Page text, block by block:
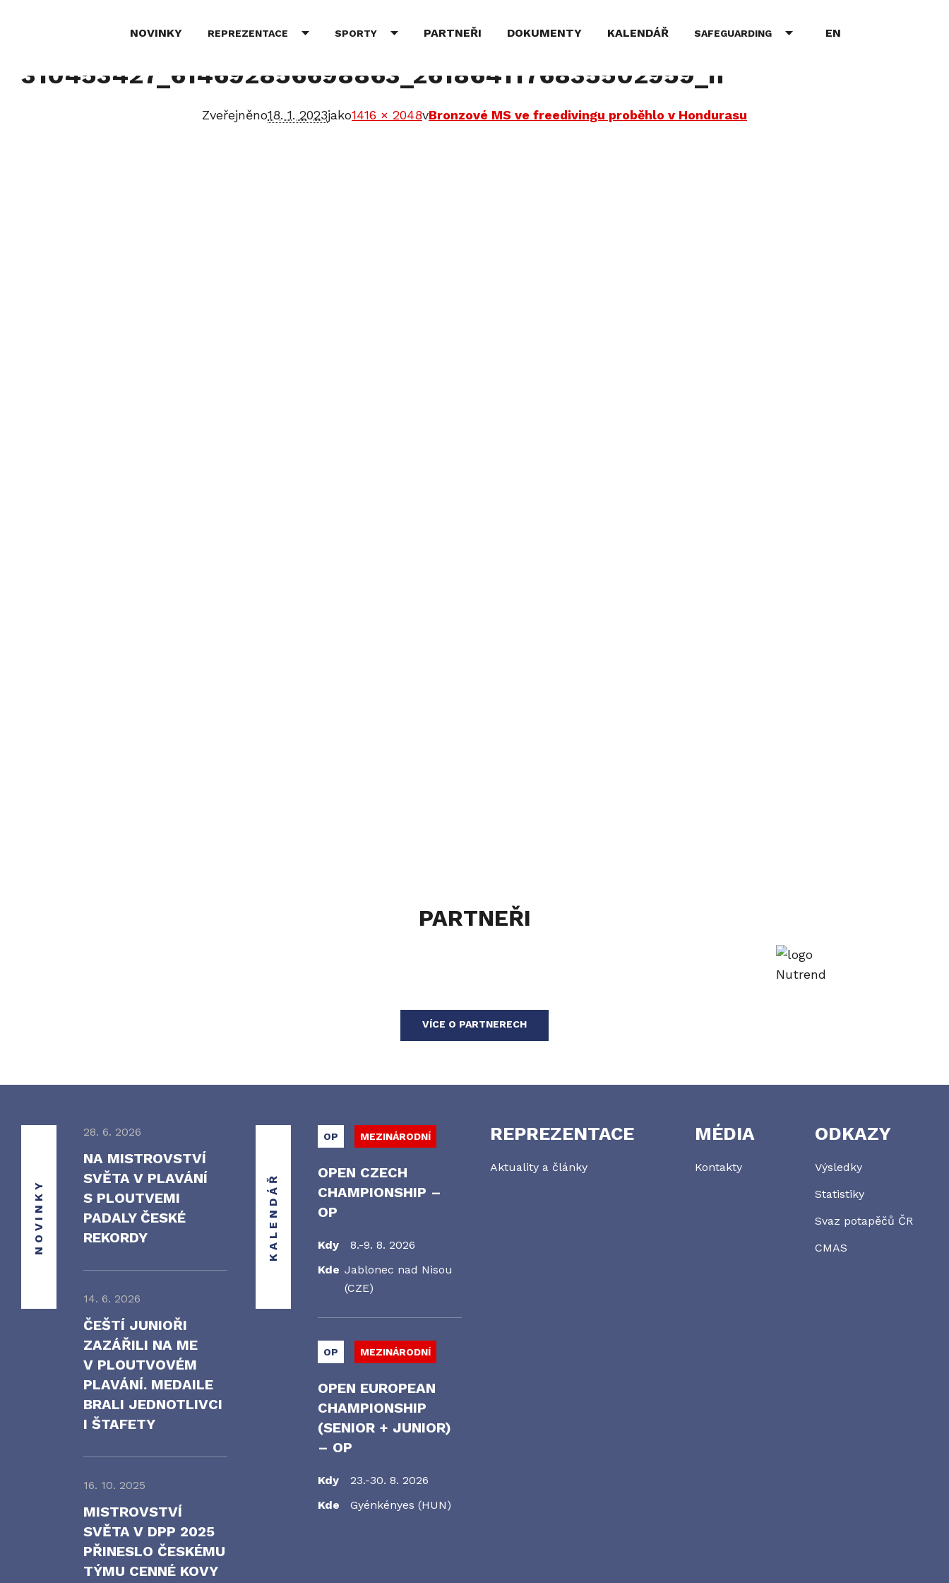
NOVINKY REPREZENTACE SPORTY PARTNEŘI DOKUMENTY KALENDÁŘ SAFEGUARDING EN
310453427_614692856698863_2618641176835502959_n
Zveřejněno18. 1. 2023jako1416 × 2048vBronzové MS ve freedivingu proběhlo v Hondurasu
PARTNEŘI
VÍCE O PARTNERECH
NOVINKY
28. 6. 2026
NA MISTROVSTVÍ
SVĚTA V PLAVÁNÍ
S PLOUTVEMI
PADALY ČESKÉ
REKORDY
14. 6. 2026
ČEŠTÍ JUNIOŘI
ZAZÁŘILI NA ME
V PLOUTVOVÉM
PLAVÁNÍ. MEDAILE
BRALI JEDNOTLIVCI
I ŠTAFETY
16. 10. 2025
MISTROVSTVÍ
SVĚTA V DPP 2025
PŘINESLO ČESKÉMU
TÝMU CENNÉ KOVY
KALENDÁŘ
OP MEZINÁRODNÍ
OPEN CZECH
CHAMPIONSHIP –
OP
Kdy
8.-9. 8. 2026
Kde Jablonec nad Nisou
(CZE)
OP MEZINÁRODNÍ
OPEN EUROPEAN
CHAMPIONSHIP
(SENIOR + JUNIOR)
– OP
Kdy
23.-30. 8. 2026
Kde
Gyénkényes (HUN)
REPREZENTACE
Aktuality a články
MÉDIA
Kontakty
ODKAZY
Výsledky
Statistiky
Svaz potapěčů ČR
CMAS